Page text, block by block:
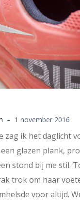
– 1 november 2016
zag ik het daglicht
glazen plank,
stond bij me stil.
trok om haar
voor altijd.